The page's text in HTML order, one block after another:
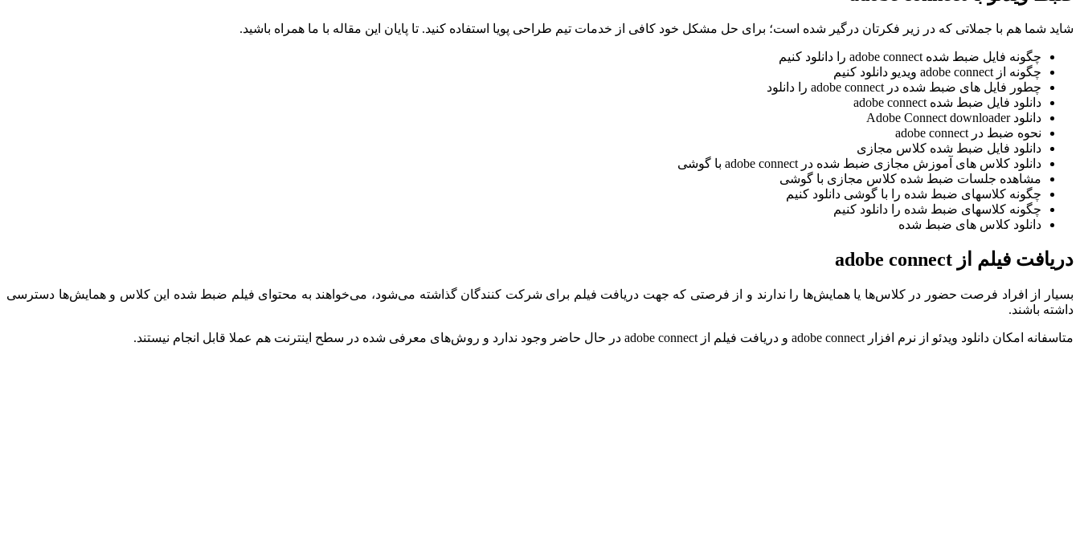
شاید شما هم با جملاتی که در زیر فکرتان درگیر شده است؛ برای حل مشکل خود کافی از خدمات تیم طراحی پویا استفاده کنید. تا پایان این مقاله با ما همراه باشید.
چگونه فایل ضبط شده adobe connect را دانلود کنیم
چگونه از adobe connect ویدیو دانلود کنیم
چطور فایل های ضبط شده در adobe connect را دانلود
دانلود فایل ضبط شده adobe connect
دانلود Adobe Connect downloader
نحوه ضبط در adobe connect
دانلود فایل ضبط شده کلاس مجازی
دانلود کلاس های آموزش مجازی ضبط شده در adobe connect با گوشی
مشاهده جلسات ضبط شده کلاس مجازی با گوشی
چگونه کلاسهای ضبط شده را با گوشی دانلود کنیم
چگونه کلاسهای ضبط شده را دانلود کنیم
دانلود کلاس های ضبط شده
دریافت فیلم از adobe connect
بسیار از افراد فرصت حضور در کلاس‌ها یا همایش‌ها را ندارند و از فرصتی که جهت دریافت فیلم برای شرکت کنندگان گذاشته می‌شود، می‌خواهند به محتوای فیلم ضبط شده این کلاس و همایش‌ها دسترسی
داشته باشند.
متاسفانه امکان دانلود ویدئو از نرم افزار adobe connect و دریافت فیلم از adobe connect در حال حاضر وجود ندارد و روش‌های معرفی شده در سطح اینترنت هم عملا قابل انجام نیستند.